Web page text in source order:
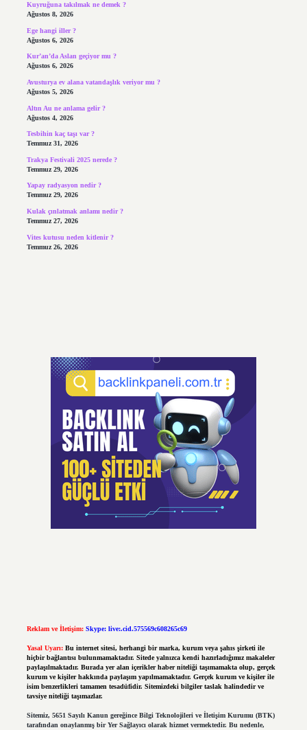
Kuyruğuna takılmak ne demek ?
Ağustos 8, 2026
Ege hangi iller ?
Ağustos 6, 2026
Kur’an’da Aslan geçiyor mu ?
Ağustos 6, 2026
Avusturya ev alana vatandaşlık veriyor mu ?
Ağustos 5, 2026
Altın Au ne anlama gelir ?
Ağustos 4, 2026
Tesbihin kaç taşı var ?
Temmuz 31, 2026
Trakya Festivali 2025 nerede ?
Temmuz 29, 2026
Yapay radyasyon nedir ?
Temmuz 29, 2026
Kulak çınlatmak anlamı nedir ?
Temmuz 27, 2026
Vites kutusu neden kitlenir ?
Temmuz 26, 2026
Reklam ve İletişim: Skype: live:.cid.575569c608265c69
Yasal Uyarı: Bu internet sitesi, herhangi bir marka, kurum veya şahıs şirketi ile
hiçbir bağlantısı bulunmamaktadır. Sitede yalnızca kendi hazırladığımız makaleler
paylaşılmaktadır. Burada yer alan içerikler haber niteliği taşımamakta olup, gerçek
kurum ve kişiler hakkında paylaşım yapılmamaktadır. Gerçek kurum ve kişiler ile
isim benzerlikleri tamamen tesadüfidir. Sitemizdeki bilgiler taslak halindedir ve
tavsiye niteliği taşımazlar.
Sitemiz, 5651 Sayılı Kanun gereğince Bilgi Teknolojileri ve İletişim Kurumu (BTK)
tarafından onaylanmış bir Yer Sağlayıcı olarak hizmet vermektedir. Bu nedenle,